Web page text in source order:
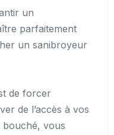
un
parfaitement
un sanibroyeur
de forcer
de l’accès à vos
bouché, vous